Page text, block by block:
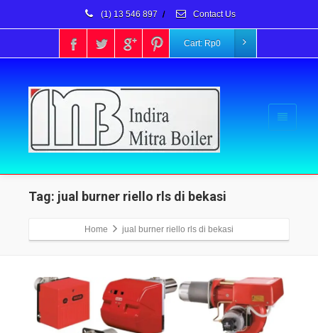
(1) 13 546 897 / Contact Us
Cart: Rp0
Tag: jual burner riello rls di bekasi
Home jual burner riello rls di bekasi